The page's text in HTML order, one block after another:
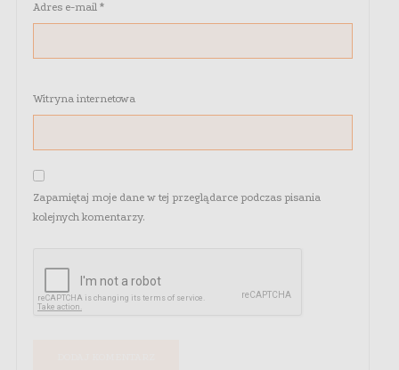
Adres e-mail *
Witryna internetowa
Zapamiętaj moje dane w tej przeglądarce podczas pisania
kolejnych komentarzy.